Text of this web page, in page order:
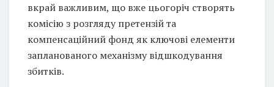
вкрай важливим, що вже цьогоріч створять
комісію з розгляду претензій та
компенсаційний фонд як ключові елементи
запланованого механізму відшкодування
збитків.